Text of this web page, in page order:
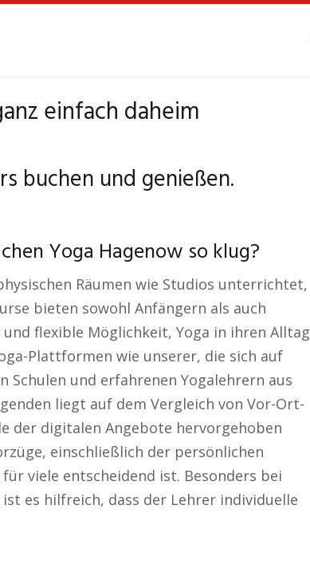
einfach daheim
buchen und genießen.
Yoga Hagenow so klug?
Räumen wie Studios unterrichtet,
bieten sowohl Anfängern als auch
flexible Möglichkeit, Yoga in ihren Alltag
Plattformen wie unserer, die sich auf
und erfahrenen Yogalehrern aus
liegt auf dem Vergleich von Vor-Ort-
der digitalen Angebote hervorgehoben
einschließlich der persönlichen
viele entscheidend ist. Besonders bei
es hilfreich, dass der Lehrer individuelle